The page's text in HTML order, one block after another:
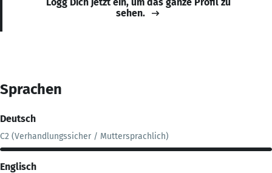
sehen.
Sprachen
Deutsch
C2 (Verhandlungssicher / Muttersprachlich)
Englisch